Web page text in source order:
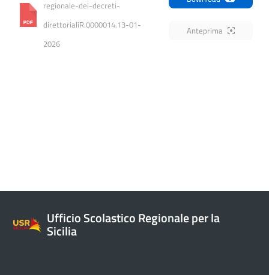
regionale-dei-decreti-
direttorialiR.0000014.13-01-
2026
Anteprima
Ufficio Scolastico Regionale per la
Sicilia